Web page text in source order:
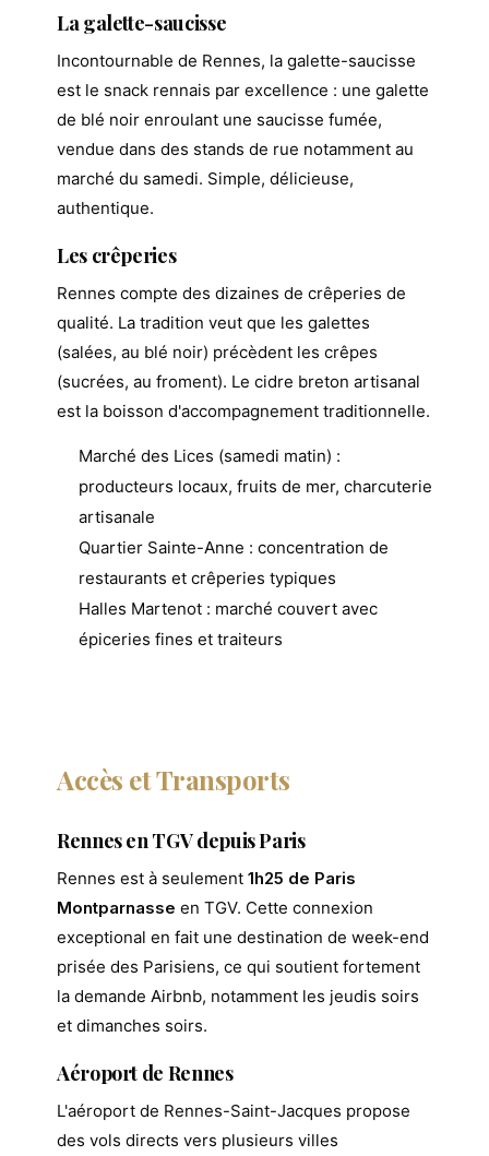
La galette-saucisse
Incontournable de Rennes, la galette-saucisse
est le snack rennais par excellence : une galette
de blé noir enroulant une saucisse fumée,
vendue dans des stands de rue notamment au
marché du samedi. Simple, délicieuse,
authentique.
Les crêperies
Rennes compte des dizaines de crêperies de
qualité. La tradition veut que les galettes
(salées, au blé noir) précèdent les crêpes
(sucrées, au froment). Le cidre breton artisanal
est la boisson d'accompagnement traditionnelle.
Marché des Lices (samedi matin) :
producteurs locaux, fruits de mer, charcuterie
artisanale
Quartier Sainte-Anne : concentration de
restaurants et crêperies typiques
Halles Martenot : marché couvert avec
épiceries fines et traiteurs
Accès et Transports
Rennes en TGV depuis Paris
Rennes est à seulement 1h25 de Paris
Montparnasse en TGV. Cette connexion
exceptional en fait une destination de week-end
prisée des Parisiens, ce qui soutient fortement
la demande Airbnb, notamment les jeudis soirs
et dimanches soirs.
Aéroport de Rennes
L'aéroport de Rennes-Saint-Jacques propose
des vols directs vers plusieurs villes